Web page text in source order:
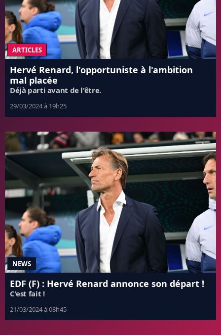
ARTICLES
Hervé Renard, l'opportuniste à l'ambition
mal placée
Déjà parti avant de l'être.
29/03/2024 à 19h25
NEWS
EDF (F) : Hervé Renard annonce son départ !
C'est fait !
21/03/2024 à 08h45